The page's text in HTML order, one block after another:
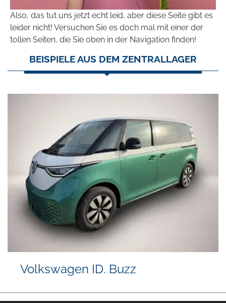
Also, das tut uns jetzt echt leid, aber diese Seite gibt es
leider nicht! Versuchen Sie es doch mal mit einer der
tollen Seiten, die Sie oben in der Navigation finden!
BEISPIELE AUS DEM ZENTRALLAGER
Volkswagen ID. Buzz